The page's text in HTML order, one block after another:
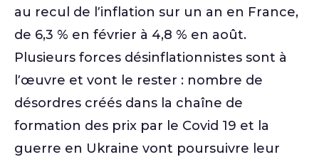
au recul de l’inflation sur un an en France,
de 6,3 % en février à 4,8 % en août.
Plusieurs forces désinflationnistes sont à
l’œuvre et vont le rester : nombre de
désordres créés dans la chaîne de
formation des prix par le Covid 19 et la
guerre en Ukraine vont poursuivre leur